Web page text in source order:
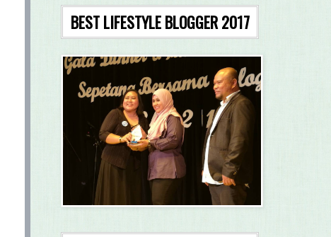
BEST LIFESTYLE BLOGGER 2017